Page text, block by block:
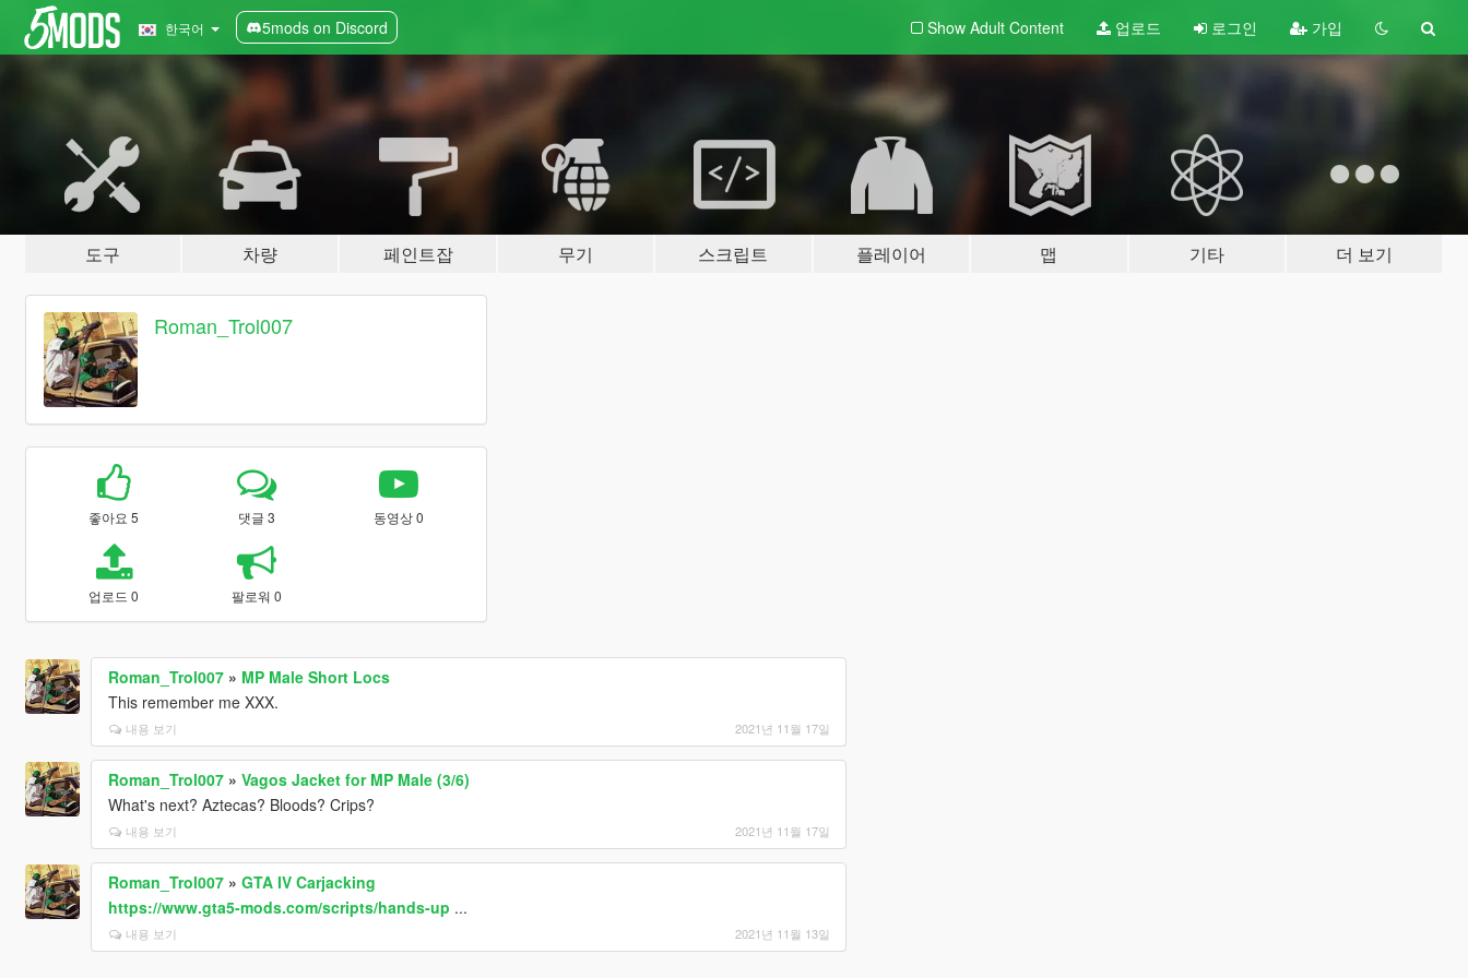
한국어 5mods on Discord Show Adult Content 업로드 로그인 가입
도구 차량 페인트잡 무기 스크립트 플레이어 맵 기타 더 보기
Roman_Trol007
좋아요 5 댓글 3 동영상 0
업로드 0 팔로워 0
Roman_Trol007» MP Male Short Locs
This remember me XXX.
내용 보기 2021년 11월 17일
Roman_Trol007» Vagos Jacket for MP Male (3/6)
What's next? Aztecas? Bloods? Crips?
내용 보기 2021년 11월 17일
Roman_Trol007» GTA IV Carjacking
https://www.gta5-mods.com/scripts/hands-up ...
내용 보기 2021년 11월 13일